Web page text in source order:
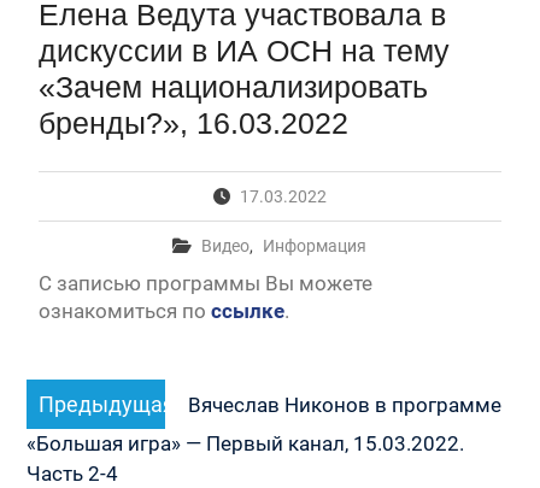
Первый канал, 28.07.2026. Часть 1-3
Вячеслав Никонов в программе «Большая игра» —
Первый канал, 27.07.2026. Часть 1-2
Конкурсные списки лиц, прошедших
вступительные испытания в МГУ имени
М.В.Ломоносова в 2026 году по каждому
конкурсу (ранжированные списки поступающих)
Вячеслав Никонов в программе «Большая игра» —
Первый канал, 24.07.2026. Часть 1-2
Вячеслав Никонов в программе «Большая игра» —
Елена Ведута участвовала в
дискуссии в ИА ОСН на тему
«Зачем национализировать
бренды?», 16.03.2022
17.03.2022
Видео, Информация
С записью программы Вы можете
ознакомиться по ссылке.
Навигация
по
записям
Предыдущая
запись:
Вячеслав Никонов в программе
«Большая игра» — Первый канал, 15.03.2022.
Часть 2-4